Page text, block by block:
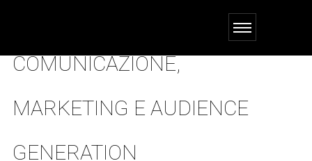
COMUNICAZIONE,
MARKETING E AUDIENCE
GENERATION